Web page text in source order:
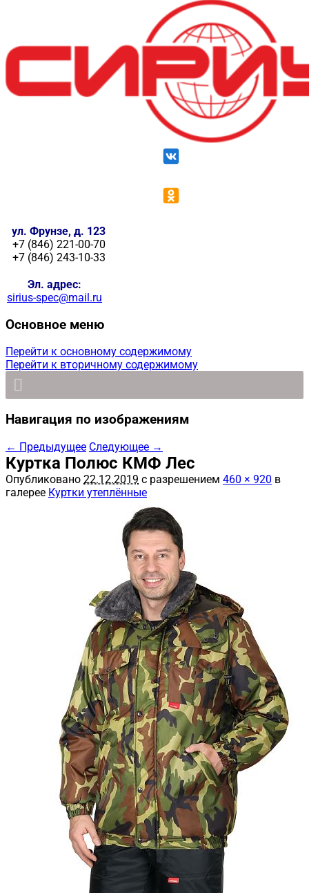
ул. Фрунзе, д. 123
+7 (846) 221-00-70
+7 (846) 243-10-33
Эл. адрес:
sirius-spec@mail.ru
Основное меню
Перейти к основному содержимому
Перейти к вторичному содержимому
Навигация по изображениям
← Предыдущее Следующее →
Куртка Полюс КМФ Лес
Опубликовано 22.12.2019 с разрешением 460 × 920 в
галерее Куртки утеплённые